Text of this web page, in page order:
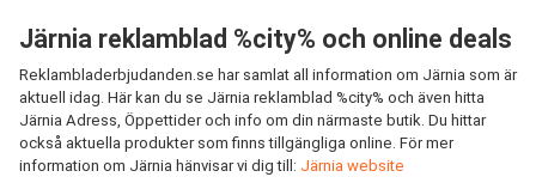
Järnia reklamblad %city% och online deals
Reklambladerbjudanden.se har samlat all information om Järnia som är
aktuell idag. Här kan du se Järnia reklamblad %city% och även hitta
Järnia Adress, Öppettider och info om din närmaste butik. Du hittar
också aktuella produkter som finns tillgängliga online. För mer
information om Järnia hänvisar vi dig till: Järnia website